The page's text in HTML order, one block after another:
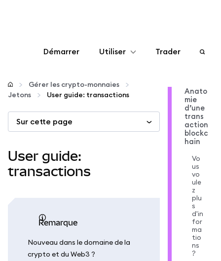
Démarrer Utiliser
Configurer
Autres utilisations du web3
Restez en sécurité
Trader
Gérer les crypto-monnaies
Jetons
User guide: transactions
Sur cette page
User guide:
transactions
remarque
Nouveau dans le domaine de la
crypto et du Web3 ?
Anato
mie
d’une
trans
action
blockc
hain
Vo
us
vo
ule
z
plu
s
d'in
for
ma
tio
ns
?